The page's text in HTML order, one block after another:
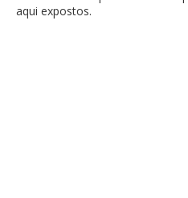
aqui expostos.